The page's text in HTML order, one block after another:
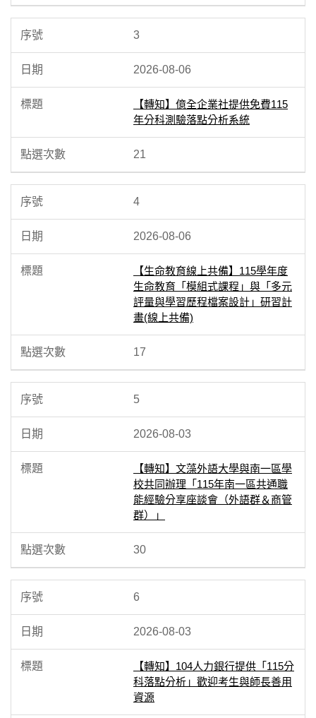
3
2026-08-06
【轉知】億全企業社提供免費115
年分科測驗落點分析系統
21
4
2026-08-06
【生命教育線上共備】115學年度
生命教育「模組式課程」與「多元
評量與學習歷程檔案設計」研習計
畫(線上共備)
17
5
2026-08-03
【轉知】文藻外語大學與南一區學
校共同辦理「115年南一區共通職
能經驗分享座談會（外語群＆商管
群）」
30
6
2026-08-03
【轉知】104人力銀行提供「115分
科落點分析」歡迎考生與師長善用
資源